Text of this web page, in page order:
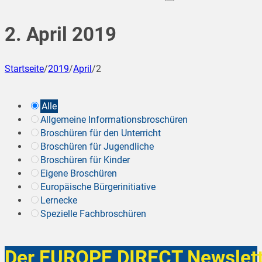
2. April 2019
Startseite/2019/April/2
Alle
Allgemeine Informationsbroschüren
Broschüren für den Unterricht
Broschüren für Jugendliche
Broschüren für Kinder
Eigene Broschüren
Europäische Bürgerinitiative
Lernecke
Spezielle Fachbroschüren
Der EUROPE DIRECT